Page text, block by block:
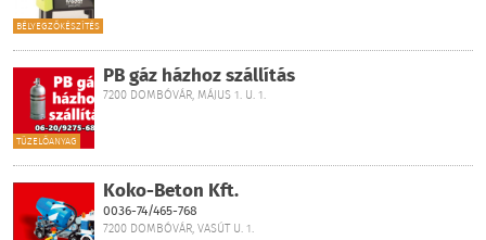
BÉLYEGZŐKÉSZÍTÉS
TÜZELŐANYAG
PB gáz házhoz szállítás
7200 DOMBÓVÁR, MÁJUS 1. U. 1.
Koko-Beton Kft.
0036-74/465-768
7200 DOMBÓVÁR, VASÚT U. 1.